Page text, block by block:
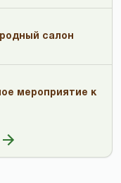
салон
мероприятие к